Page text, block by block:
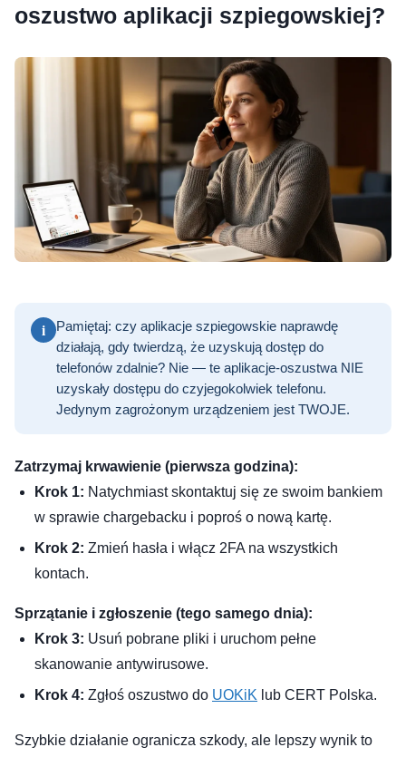
oszustwo aplikacji szpiegowskiej?
i
Pamiętaj: czy aplikacje szpiegowskie naprawdę
działają, gdy twierdzą, że uzyskują dostęp do
telefonów zdalnie? Nie — te aplikacje-oszustwa NIE
uzyskały dostępu do czyjegokolwiek telefonu.
Jedynym zagrożonym urządzeniem jest TWOJE.
Zatrzymaj krwawienie (pierwsza godzina):
Krok 1: Natychmiast skontaktuj się ze swoim bankiem
w sprawie chargebacku i poproś o nową kartę.
Krok 2: Zmień hasła i włącz 2FA na wszystkich
kontach.
Sprzątanie i zgłoszenie (tego samego dnia):
Krok 3: Usuń pobrane pliki i uruchom pełne
skanowanie antywirusowe.
Krok 4: Zgłoś oszustwo do UOKiK lub CERT Polska.
Szybkie działanie ogranicza szkody, ale lepszy wynik to